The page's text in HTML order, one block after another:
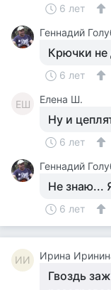
6 лет
Геннадий
Крючки не
6 лет
ЕШ Елена Ш.
Ну и
6 лет
Геннадий
Не знаю...
6 лет
ИИ Ирина
Гвоздь